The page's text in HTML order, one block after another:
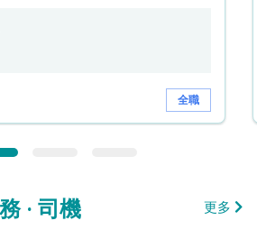
全職
· 司機 更多